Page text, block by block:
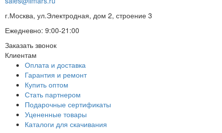
г.Москва, ул.Электродная, дом 2, строение 3
Ежедневно: 9:00-21:00
Заказать звонок
Клиентам
Оплата и доставка
Гарантия и ремонт
Купить оптом
Стать партнером
Подарочные сертификаты
Уцененные товары
Каталоги для скачивания